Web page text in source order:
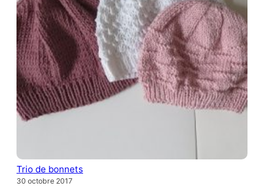
Trio de bonnets
30 octobre 2017